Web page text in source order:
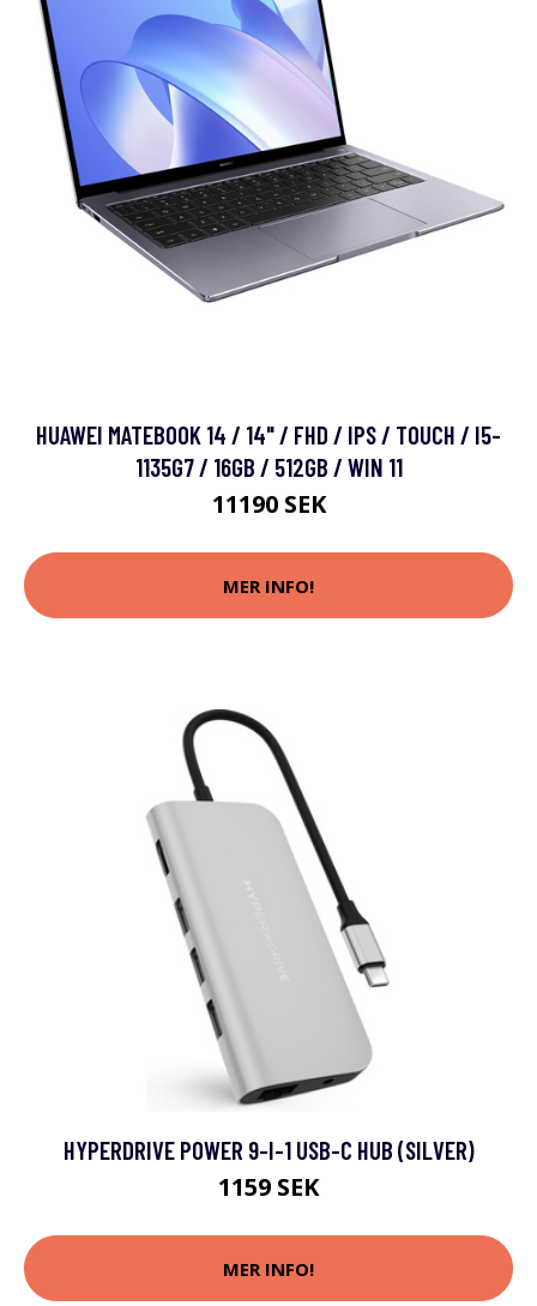
HUAWEI MATEBOOK 14 / 14" / FHD / IPS / TOUCH / I5-
1135G7 / 16GB / 512GB / WIN 11
11190 SEK
MER INFO!
HYPERDRIVE POWER 9-I-1 USB-C HUB (SILVER)
1159 SEK
MER INFO!